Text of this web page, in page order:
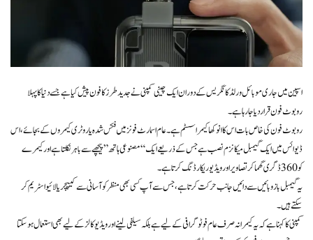
اسپین میں جاری موبائل ورلڈ کانگریس کے دوران ایک چینی کمپنی نے جدید طرز کا فون پیش کیا ہے جسے دنیا کا پہلا
روبوٹ فون قرار دیا جا رہا ہے۔
روبوٹ فون کی خاص بات اس کا انوکھا کیمرا سسٹم ہے۔ عام اسمارٹ فونز میں فکس شدہ یا روٹری کیمروں کے بجائے، اس
ڈیوائس میں ایک گیمبل میکانزم نصب ہے جس کے ذریعے ایک “مصنوعی ہاتھ” پیچھے سے باہر نکلتا ہے اور کیمرے
کو 360 ڈگری گھما کر تصاویر اور ویڈیو ریکارڈنگ کرتا ہے۔
یہ گیمبل بازو بائیں سے دائیں جانب حرکت کرتا ہے، جس سے آپ کسی بھی منظر کو آسانی سے کیپچر یا لائیو اسٹریم کر
سکتے ہیں۔
کمپنی کا کہنا ہے کہ یہ کیمرا نہ صرف عام فوٹوگرافی کے لیے ہے بلکہ سیلفی لینے اور ویڈیو کالز کے لیے بھی استعمال ہو سکتا